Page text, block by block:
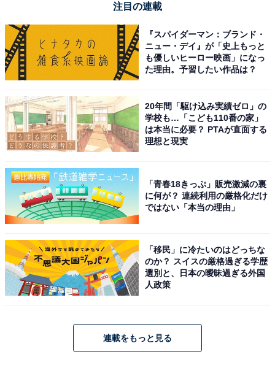
注目の連載
『スパイダーマン：ブランド・
ニュー・デイ』が「史上もっと
も優しいヒーロー映画」になっ
た理由。予習したい作品は？
20年間「駆け込み実績ゼロ」の
学校も…「こども110番の家」
は本当に必要？ PTAが直面する
理想と現実
「青春18きっぷ」販売激減の裏
に何が？ 連続利用の厳格化だけ
ではない「本当の理由」
「移民」に冷たいのはどっちな
のか？ スイスの厳格過ぎる学歴
選別と、日本の曖昧過ぎる外国
人政策
連載をもっと見る